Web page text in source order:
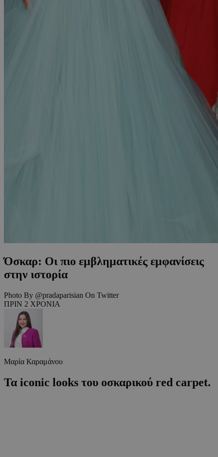
Όσκαρ: Οι πιο εμβληματικές εμφανίσεις
στην ιστορία
Photo By @pradaparisian On Twitter
ΠΡΙΝ 2 ΧΡΟΝΙΑ
Μαρία Καραμάνου
Τα iconic looks του οσκαρικού red carpet.